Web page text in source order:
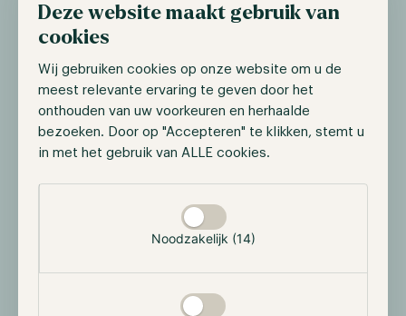
Deze website maakt gebruik van
cookies
Wij gebruiken cookies op onze website om u de
meest relevante ervaring te geven door het
onthouden van uw voorkeuren en herhaalde
bezoeken. Door op "Accepteren" te klikken, stemt u
in met het gebruik van ALLE cookies.
Noodzakelijk (14)
Voor marketing- en business development-
activiteiten, zoals nieuwsupdates, uitnodigingen
voor onze evenementen en andere
marketingcommunicatie die voor u interessant kan
zijn;
Om uw sollicitatie of aanmelding voor onze
recruitmentdiensten en -evenementen te
een of meer van de volgende rechtsgronden:
De uitvoering van een overeenkomst;